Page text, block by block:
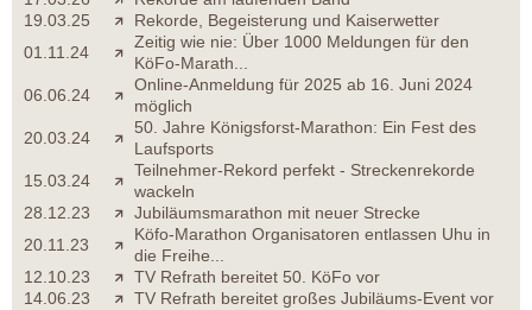
19.03.25
Rekorde, Begeisterung und Kaiserwetter
01.11.24
Zeitig wie nie: Über 1000 Meldungen für den
KöFo-Marath...
06.06.24
Online-Anmeldung für 2025 ab 16. Juni 2024
möglich
20.03.24
50. Jahre Königsforst-Marathon: Ein Fest des
Laufsports
15.03.24
Teilnehmer-Rekord perfekt - Streckenrekorde
wackeln
28.12.23
Jubiläumsmarathon mit neuer Strecke
20.11.23
Köfo-Marathon Organisatoren entlassen Uhu in
die Freihe...
12.10.23
TV Refrath bereitet 50. KöFo vor
14.06.23
TV Refrath bereitet großes Jubiläums-Event vor